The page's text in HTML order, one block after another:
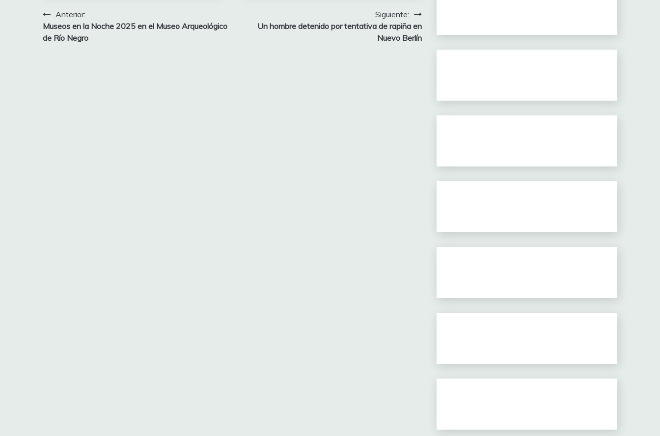
Navegación
de
Anterior:
Museos en la Noche 2025 en el Museo Arqueológico
de Río Negro
Siguiente:
Un hombre detenido por tentativa de rapiña en
Nuevo Berlín